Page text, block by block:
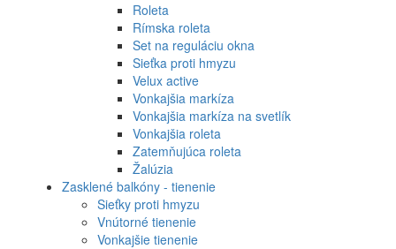
Roleta
Rímska roleta
Set na reguláciu okna
Sieťka proti hmyzu
Velux active
Vonkajšia markíza
Vonkajšia markíza na svetlík
Vonkajšia roleta
Zatemňujúca roleta
Žalúzia
Zasklené balkóny - tienenie
Sieťky proti hmyzu
Vnútorné tienenie
Vonkajšie tienenie